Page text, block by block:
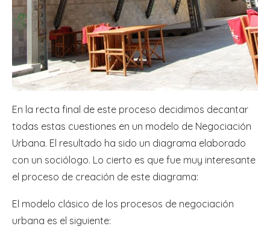
En la recta final de este proceso decidimos decantar
todas estas cuestiones en un modelo de Negociación
Urbana. El resultado ha sido un diagrama elaborado
con un sociólogo. Lo cierto es que fue muy interesante
el proceso de creación de este diagrama:
El modelo clásico de los procesos de negociación
urbana es el siguiente: